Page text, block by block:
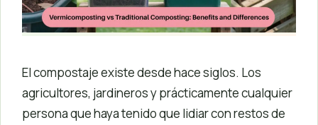
El compostaje existe desde hace siglos. Los
agricultores, jardineros y prácticamente cualquier
persona que haya tenido que lidiar con restos de